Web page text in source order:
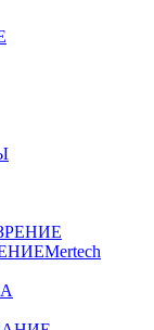
Mertech